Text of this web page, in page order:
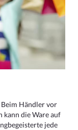
Händler vor
die Ware auf
jede